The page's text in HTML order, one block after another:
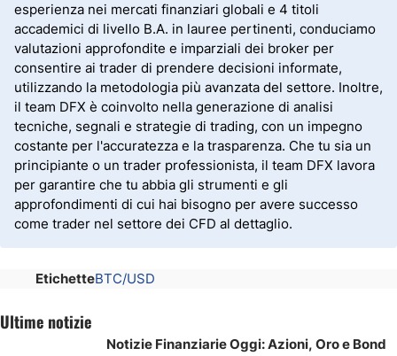
esperienza nei mercati finanziari globali e 4 titoli
accademici di livello B.A. in lauree pertinenti, conduciamo
valutazioni approfondite e imparziali dei broker per
consentire ai trader di prendere decisioni informate,
utilizzando la metodologia più avanzata del settore. Inoltre,
il team DFX è coinvolto nella generazione di analisi
tecniche, segnali e strategie di trading, con un impegno
costante per l'accuratezza e la trasparenza. Che tu sia un
principiante o un trader professionista, il team DFX lavora
per garantire che tu abbia gli strumenti e gli
approfondimenti di cui hai bisogno per avere successo
come trader nel settore dei CFD al dettaglio.
EtichetteBTC/USD
Ultime notizie
Notizie Finanziarie Oggi: Azioni, Oro e Bond